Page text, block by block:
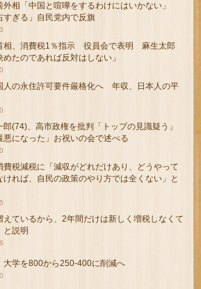
外相「中国と喧嘩をするわけにはいかない」
すぎる」自民党内で反旗
相、消費税1％指示 役員会で表明 麻生太郎
めたのであれば反対はしない」
人の永住許可要件厳格化へ 年収、日本人の平
郎(74)、高市政権を批判「トップの見識疑う」
悪になった」お祝いの会で述べる
費税減税に「減収がどれだけあり、どうやって
ければ、自民の政策のやり方では全くない」と
えているから、2年間だけは新しく増税しなくて
と説明
大学を800から250-400に削減へ